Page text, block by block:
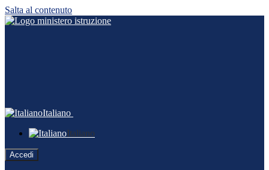
Salta al contenuto
Italiano
Italiano
Accedi